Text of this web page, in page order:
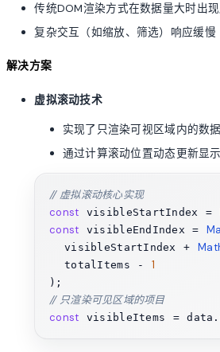
传统DOM渲染方式在数据量大时出
复杂交互（如缩放、筛选）响应缓慢
解决方案
虚拟滚动技术
实现了只渲染可视区域内的数
通过计算滚动位置动态更新显
// 虚拟滚动核心实现
const visibleStartIndex =
const visibleEndIndex =
  visibleStartIndex +
  totalItems -
1
// 只渲染可见区域的项目
const visibleItems = data.